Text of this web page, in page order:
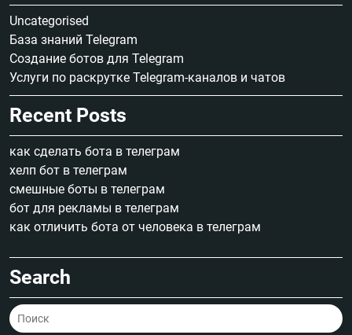
Uncategorised
База знаний Telegram
Создание ботов для Telegram
Услуги по раскрутке Telegram-каналов и чатов
Recent Posts
как сделать бота в телеграм
хелп бот в телеграм
смешные боты в телеграм
бот для рекламы в телеграм
как отличить бота от человека в телеграм
Search